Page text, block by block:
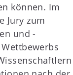
können. Im
Jury zum
und -